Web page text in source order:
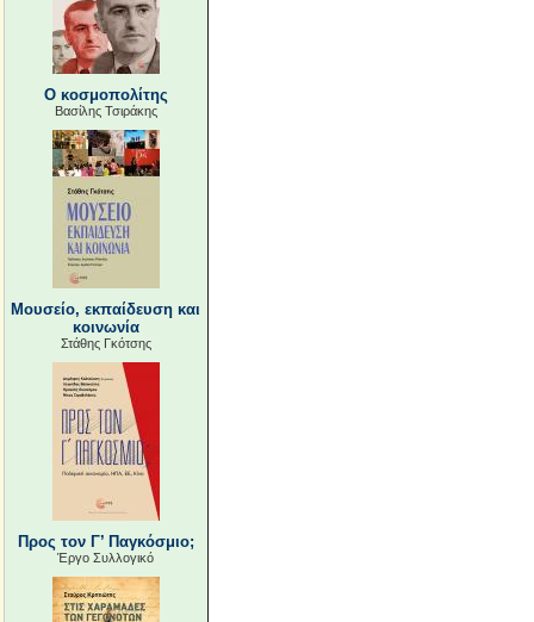
Ο κοσμοπολίτης
Βασίλης Τσιράκης
Μουσείο, εκπαίδευση και
κοινωνία
Στάθης Γκότσης
Προς τον Γ’ Παγκόσμιο;
Έργο Συλλογικό